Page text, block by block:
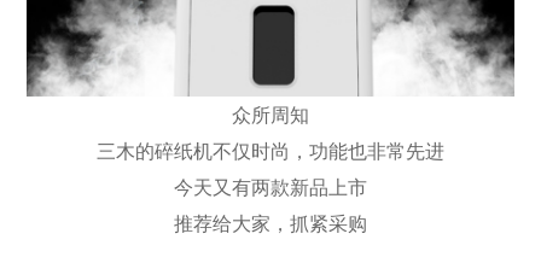
众所周知
三木的碎纸机不仅时尚，功能也非常先进
今天又有两款新品上市
推荐给大家，抓紧采购